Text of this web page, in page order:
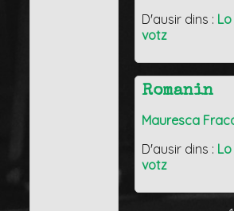
D'ausir dins :
votz
Romanin
Mauresca
D'ausir dins :
votz